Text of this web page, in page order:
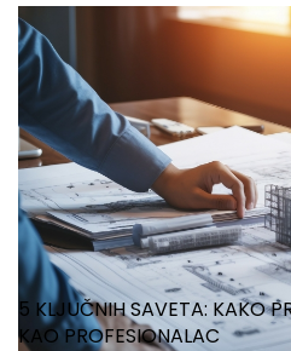
5 KLJUČNIH SAVETA: KAKO
KAO PROFESIONALAC